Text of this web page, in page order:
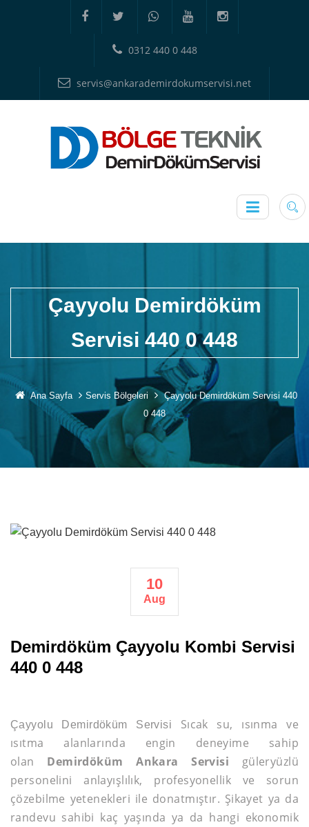
0312 440 0 448
servis@ankarademirdokumservisi.net
Çayyolu Demirdöküm
Servisi 440 0 448
Ana Sayfa Servis Bölgeleri
Çayyolu Demirdöküm Servisi 440
0 448
10
Aug
Demirdöküm Çayyolu Kombi Servisi
440 0 448
Çayyolu Demirdöküm Servisi Sıcak su, ısınma ve
ısıtma alanlarında engin deneyime sahip
olan Demirdöküm Ankara Servisi güleryüzlü
personelini anlayışlılık, profesyonellik ve sorun
çözebilme yetenekleri ile donatmıştır. Şikayet ya da
randevu sahibi kaç yaşında ya da hangi ekonomik